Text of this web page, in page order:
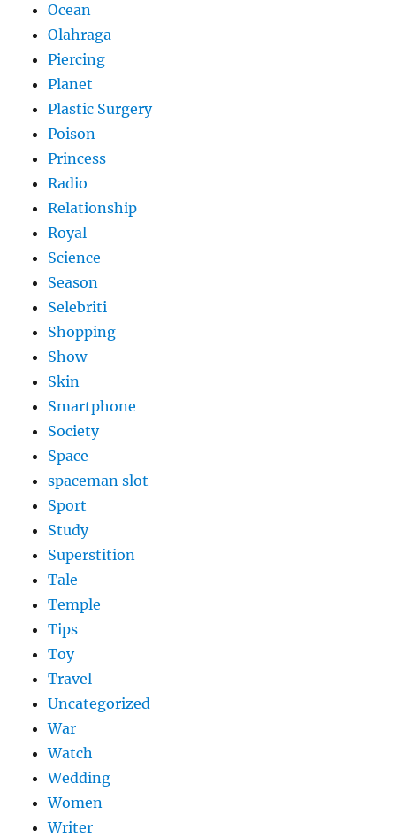
Ocean
Olahraga
Piercing
Planet
Plastic Surgery
Poison
Princess
Radio
Relationship
Royal
Science
Season
Selebriti
Shopping
Show
Skin
Smartphone
Society
Space
spaceman slot
Sport
Study
Superstition
Tale
Temple
Tips
Toy
Travel
Uncategorized
War
Watch
Wedding
Women
Writer